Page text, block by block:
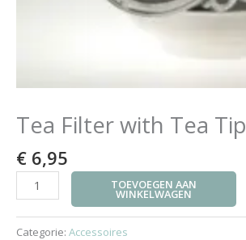
Tea Filter with Tea Tip
€ 6,95
TOEVOEGEN AAN
WINKELWAGEN
Categorie: Accessoires